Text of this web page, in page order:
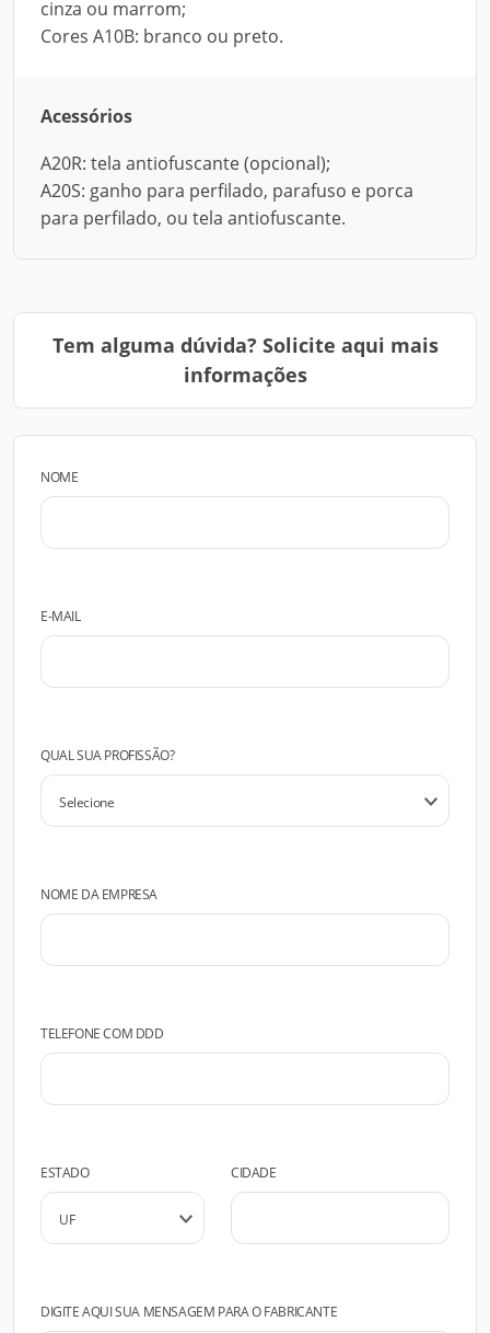
cinza ou marrom;
Cores A10B: branco ou preto.
Acessórios
A20R: tela antiofuscante (opcional);
A20S: ganho para perfilado, parafuso e porca
para perfilado, ou tela antiofuscante.
Tem alguma dúvida? Solicite aqui mais
informações
NOME
E-MAIL
QUAL SUA PROFISSÃO?
NOME DA EMPRESA
TELEFONE COM DDD
ESTADO CIDADE
DIGITE AQUI SUA MENSAGEM PARA O FABRICANTE